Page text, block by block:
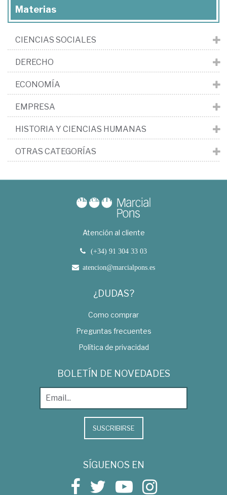
Materias
CIENCIAS SOCIALES
DERECHO
ECONOMÍA
EMPRESA
HISTORIA Y CIENCIAS HUMANAS
OTRAS CATEGORÍAS
Atención al cliente
(+34) 91 304 33 03
atencion@marcialpons.es
¿DUDAS?
Como comprar
Preguntas frecuentes
Política de privacidad
BOLETÍN DE NOVEDADES
SUSCRIBIRSE
SÍGUENOS EN